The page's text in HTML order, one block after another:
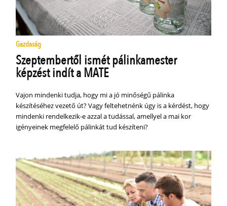
Gazdaság
Szeptembertől ismét pálinkamester
képzést indít a MATE
Vajon mindenki tudja, hogy mi a jó minőségű pálinka
készítéséhez vezető út? Vagy feltehetnénk úgy is a kérdést, hogy
mindenki rendelkezik-e azzal a tudással, amellyel a mai kor
igényeinek megfelelő pálinkát tud készíteni?